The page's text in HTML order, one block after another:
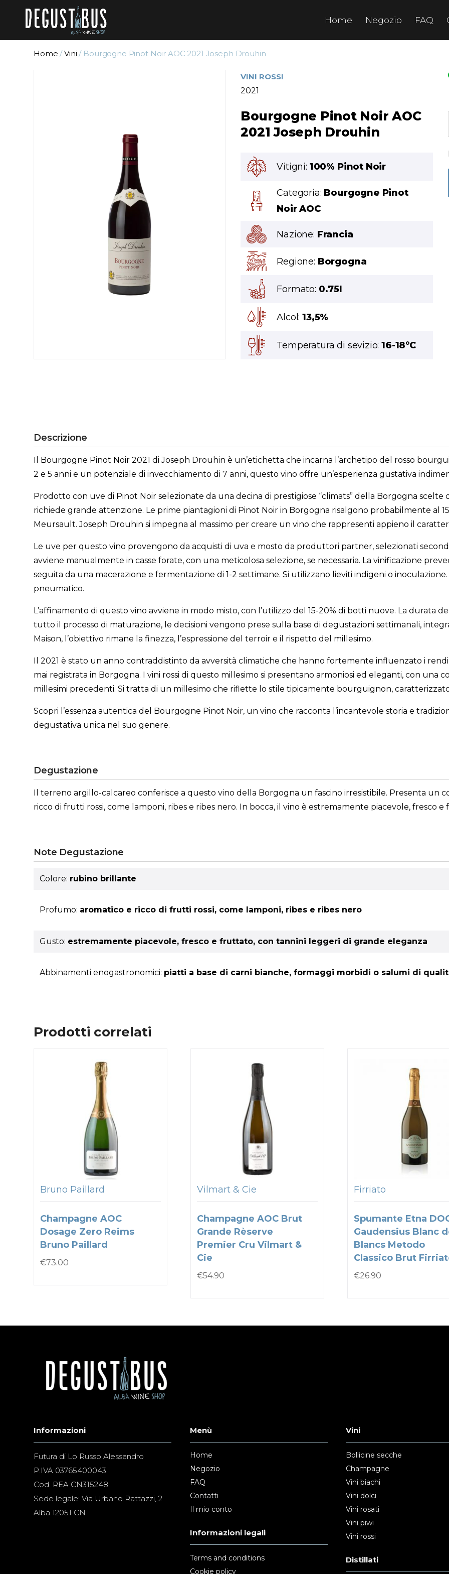
Home Negozio FAQ
Home /Vini / Bourgogne Pinot Noir AOC 2021 Joseph Drouhin
VINI ROSSI
2021
Bourgogne Pinot Noir AOC
2021 Joseph Drouhin
Vitigni: 100% Pinot Noir
Categoria: Bourgogne Pinot
Noir AOC
Nazione: Francia
Regione: Borgogna
Formato: 0.75l
Alcol:13,5%
Temperatura di sevizio:16-18°C
Descrizione
Il Bourgogne Pinot Noir 2021 di Joseph Drouhin è un’etichetta che incarna l’archetipo del rosso
2 e 5 anni e un potenziale di invecchiamento di 7 anni, questo vino offre un’esperienza gustativa
Prodotto con uve di Pinot Noir selezionate da una decina di prestigiose “climats” della Borgogna
richiede grande attenzione. Le prime piantagioni di Pinot Noir in Borgogna risalgono probabilmente al
Meursault. Joseph Drouhin si impegna al massimo per creare un vino che rappresenti appieno il
Le uve per questo vino provengono da acquisti di uva e mosto da produttori partner, selezionati
avviene manualmente in casse forate, con una meticolosa selezione, se necessaria. La vinificazione
seguita da una macerazione e fermentazione di 1-2 settimane. Si utilizzano lieviti indigeni o
pneumatico.
L’affinamento di questo vino avviene in modo misto, con l’utilizzo del 15-20% di botti nuove. La durata
tutto il processo di maturazione, le decisioni vengono prese sulla base di degustazioni settimanali,
Maison, l’obiettivo rimane la finezza, l’espressione del terroir e il rispetto del millesimo.
Il 2021 è stato un anno contraddistinto da avversità climatiche che hanno fortemente influenzato i
mai registrata in Borgogna. I vini rossi di questo millesimo si presentano armoniosi ed eleganti, con una
millesimi precedenti. Si tratta di un millesimo che riflette lo stile tipicamente bourguignon,
Scopri l’essenza autentica del Bourgogne Pinot Noir, un vino che racconta l’incantevole storia e
degustativa unica nel suo genere.
Degustazione
Il terreno argillo-calcareo conferisce a questo vino della Borgogna un fascino irresistibile. Presenta
ricco di frutti rossi, come lamponi, ribes e ribes nero. In bocca, il vino è estremamente piacevole, fresco
Note Degustazione
Colore: rubino brillante
Profumo: aromatico e ricco di frutti rossi, come lamponi, ribes e ribes nero
Gusto: estremamente piacevole, fresco e fruttato, con tannini leggeri di grande eleganza
Abbinamenti enogastronomici: piatti a base di carni bianche, formaggi morbidi o salumi di
Prodotti correlati
Bruno Paillard
Champagne AOC
Dosage Zero Reims
Bruno Paillard
€73.00
Vilmart & Cie
Champagne AOC Brut
Grande Rèserve
Premier Cru Vilmart &
Cie
€54.90
Firriato
Spumante Etna
Gaudensius Blanc
Blancs Metodo
Classico Brut
€26.90
Informazioni
Futura di Lo Russo Alessandro
P.IVA 03765400043
Cod. REA CN315248
Sede legale: Via Urbano Rattazzi, 2
Alba 12051 CN
Menù
Home
Negozio
FAQ
Contatti
Il mio conto
Informazioni legali
Terms and conditions
Cookie policy
Vini
Bollicine secche
Champagne
Vini biachi
Vini dolci
Vini rosati
Vini piwi
Vini rossi
Distillati